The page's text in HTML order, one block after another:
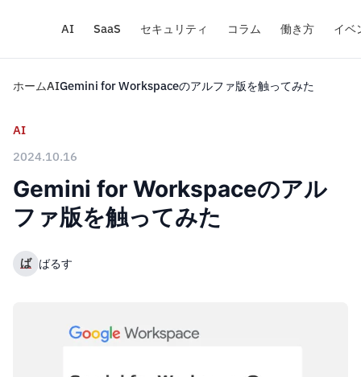
AI SaaS セキュリティ コラム 働き方 イベ
ホームAIGemini for Workspaceのアルファ版を触ってみた
AI
2024.10.16
Gemini for Workspaceのアル
ファ版を触ってみた
ば ばるす